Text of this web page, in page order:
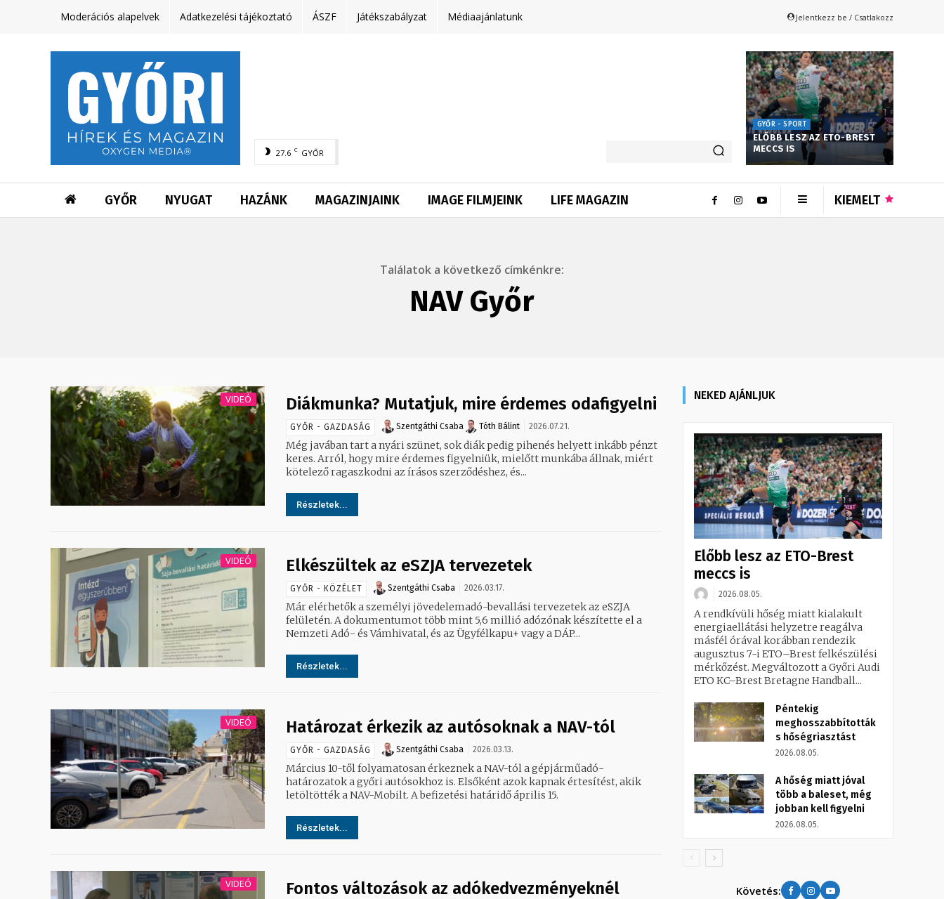
Moderációs alapelvek Adatkezelési tájékoztató ÁSZF Játékszabályzat Médiaajánlatunk Jelentkezz be / Csatlakozz
27.6 C GYŐR
GYŐR - SPORT
ELŐBB LESZ AZ ETO-BREST
MECCS IS
GYŐR NYUGAT HAZÁNK MAGAZINJAINK IMAGE FILMJEINK LIFE MAGAZIN KIEMELT
Találatok a következő címkénkre:
NAV Győr
VIDEÓ Diákmunka? Mutatjuk, mire érdemes odafigyelni
GYŐR - GAZDASÁG Szentgáthi Csaba Tóth Bálint 2026.07.21.
Még javában tart a nyári szünet, sok diák pedig pihenés helyett inkább pénzt
keres. Arról, hogy mire érdemes figyelniük, mielőtt munkába állnak, miért
kötelező ragaszkodni az írásos szerződéshez, és...
Részletek...
VIDEÓ Elkészültek az eSZJA tervezetek
GYŐR - KÖZÉLET Szentgáthi Csaba 2026.03.17.
Már elérhetők a személyi jövedelemadó-bevallási tervezetek az eSZJA
felületén. A dokumentumot több mint 5,6 millió adózónak készítette el a
Nemzeti Adó- és Vámhivatal, és az Ügyfélkapu+ vagy a DÁP...
Részletek...
VIDEÓ Határozat érkezik az autósoknak a NAV-tól
GYŐR - GAZDASÁG Szentgáthi Csaba 2026.03.13.
Március 10-től folyamatosan érkeznek a NAV-tól a gépjárműadó-
határozatok a győri autósokhoz is. Elsőként azok kapnak értesítést, akik
letöltötték a NAV-Mobilt. A befizetési határidő április 15.
Részletek...
VIDEÓ Fontos változások az adókedvezményeknél
NEKED AJÁNLJUK
Előbb lesz az ETO-Brest
meccs is
2026.08.05.
A rendkívüli hőség miatt kialakult
energiaellátási helyzetre reagálva
másfél órával korábban rendezik
augusztus 7-i ETO–Brest felkészülési
mérkőzést. Megváltozott a Győri Audi
ETO KC–Brest Bretagne Handball...
Péntekig
meghosszabbították
s hőségriasztást
2026.08.05.
A hőség miatt jóval
több a baleset, még
jobban kell figyelni
2026.08.05.
Követés: